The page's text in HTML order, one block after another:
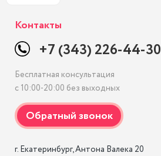
Контакты
+7 (343) 226-44-30
Бесплатная консультация
с 10:00-20:00 без выходных
г. Екатеринбург, Антона Валека 20